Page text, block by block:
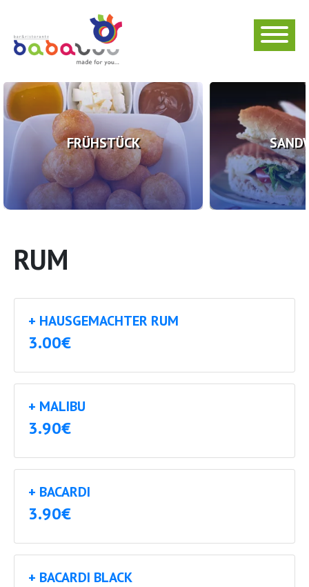
FRÜHSTÜCK
RUM
+ HAUSGEMACHTER RUM
3.00€
+ MALIBU
3.90€
+ BACARDI
3.90€
+ BACARDI BLACK